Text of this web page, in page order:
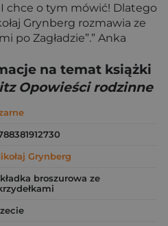
chce o tym mówić! Dlatego
Grynberg rozmawia ze
po Zagładzie”.” Anka
na temat książki
Opowieści rodzinne
Grynberg
broszurowa ze